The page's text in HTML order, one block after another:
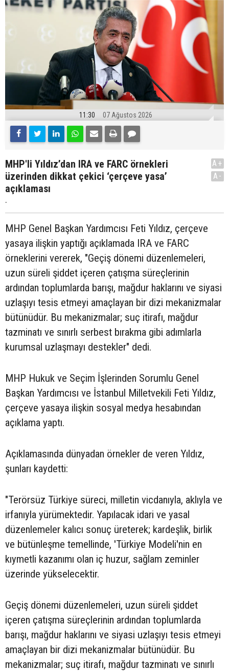
11:30 07 Ağustos 2026
MHP'li Yıldız’dan IRA ve FARC örnekleri
üzerinden dikkat çekici ‘çerçeve yasa’
açıklaması
.
A+
A-
MHP Genel Başkan Yardımcısı Feti Yıldız, çerçeve
yasaya ilişkin yaptığı açıklamada IRA ve FARC
örneklerini vererek, "Geçiş dönemi düzenlemeleri,
uzun süreli şiddet içeren çatışma süreçlerinin
ardından toplumlarda barışı, mağdur haklarını ve siyasi
uzlaşıyı tesis etmeyi amaçlayan bir dizi mekanizmalar
bütünüdür. Bu mekanizmalar; suç itirafı, mağdur
tazminatı ve sınırlı serbest bırakma gibi adımlarla
kurumsal uzlaşmayı destekler" dedi.
MHP Hukuk ve Seçim İşlerinden Sorumlu Genel
Başkan Yardımcısı ve İstanbul Milletvekili Feti Yıldız,
çerçeve yasaya ilişkin sosyal medya hesabından
açıklama yaptı.
Açıklamasında dünyadan örnekler de veren Yıldız,
şunları kaydetti:
"Terörsüz Türkiye süreci, milletin vicdanıyla, aklıyla ve
irfanıyla yürümektedir. Yapılacak idari ve yasal
düzenlemeler kalıcı sonuç üreterek; kardeşlik, birlik
ve bütünleşme temellinde, 'Türkiye Modeli'nin en
kıymetli kazanımı olan iç huzur, sağlam zeminler
üzerinde yükselecektir.
Geçiş dönemi düzenlemeleri, uzun süreli şiddet
içeren çatışma süreçlerinin ardından toplumlarda
barışı, mağdur haklarını ve siyasi uzlaşıyı tesis etmeyi
amaçlayan bir dizi mekanizmalar bütünüdür. Bu
mekanizmalar; suç itirafı, mağdur tazminatı ve sınırlı